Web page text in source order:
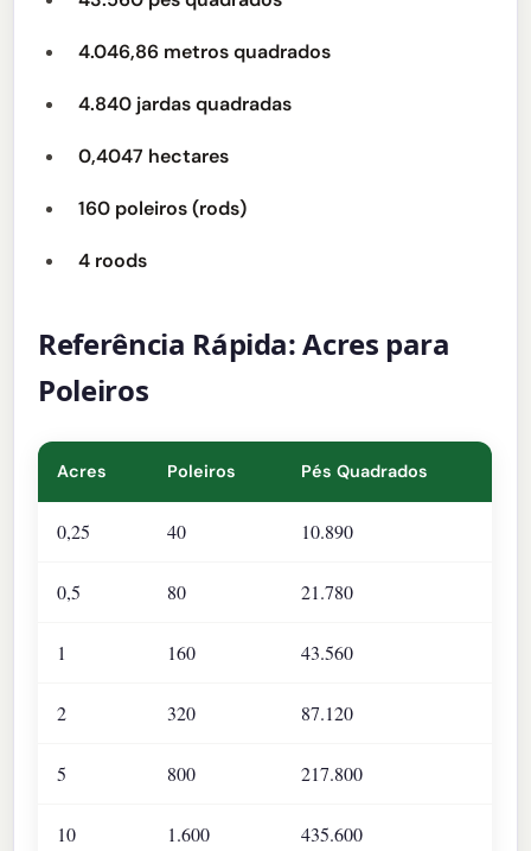
4.046,86 metros quadrados
4.840 jardas quadradas
0,4047 hectares
160 poleiros (rods)
4 roods
Referência Rápida: Acres para
Poleiros
Acres Poleiros Pés Quadrados
0,25 40 10.890
0,5 80 21.780
1 160 43.560
2 320 87.120
5 800 217.800
10 1.600 435.600